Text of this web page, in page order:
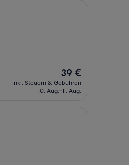
Der
Preis
beträgt
39 €
inkl. Steuern & Gebühren
10. Aug.–11. Aug.